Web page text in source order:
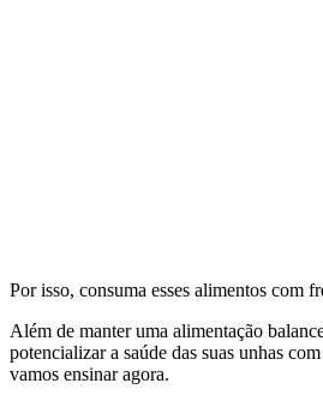
Por isso, consuma esses alimentos com
Além de manter uma alimentação
potencializar a saúde das suas unhas
vamos ensinar agora.